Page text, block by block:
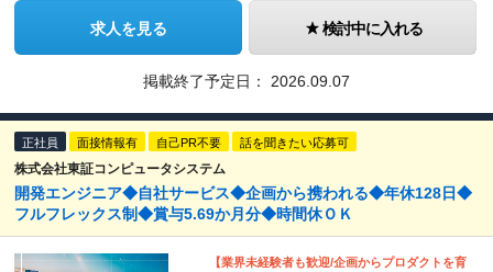
求人を見る 検討中に入れる
掲載終了予定日： 2026.09.07
正社員 面接情報有 自己PR不要 話を聞きたい応募可
株式会社東証コンピュータシステム
開発エンジニア◆自社サービス◆企画から携われる◆年休128日◆
フルフレックス制◆賞与5.69か月分◆時間休ＯＫ
【業界未経験者も歓迎/企画からプロダクトを育